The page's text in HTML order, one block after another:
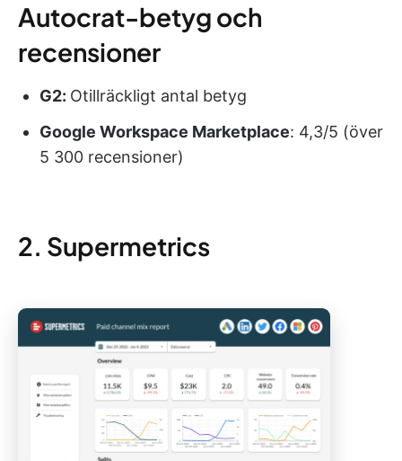
Autocrat-betyg och
recensioner
G2: Otillräckligt antal betyg
Google Workspace Marketplace: 4,3/5 (över
5 300 recensioner)
2. Supermetrics